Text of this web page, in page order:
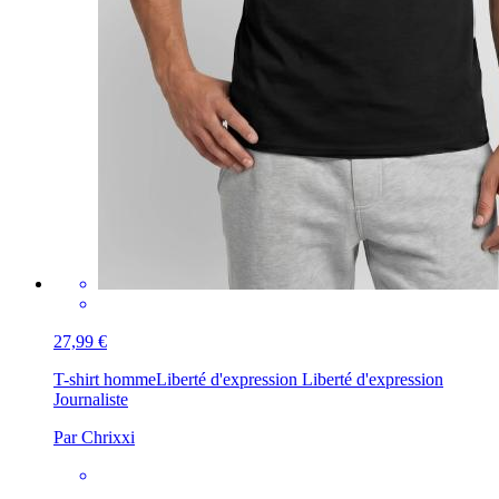
27,99 €
T-shirt hommeLiberté d'expression Liberté d'expression
Journaliste
Par Chrixxi